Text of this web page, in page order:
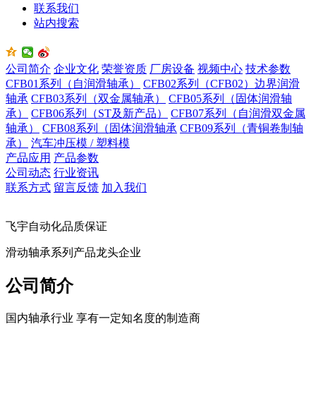
联系我们
站内搜索
公司简介 企业文化 荣誉资质 厂房设备 视频中心 技术参数
CFB01系列（自润滑轴承）
CFB02系列（CFB02）边界润滑
轴承 CFB03系列（双金属轴承）
CFB05系列（固体润滑轴
承）
CFB06系列（ST及新产品）
CFB07系列（自润滑双金属
轴承）
CFB08系列（固体润滑轴承 CFB09系列（青铜卷制轴
承）
汽车冲压模 / 塑料模
产品应用 产品参数
公司动态 行业资讯
联系方式 留言反馈 加入我们
飞宇自动化品质保证
滑动轴承系列产品龙头企业
公司简介
国内轴承行业 享有一定知名度的制造商